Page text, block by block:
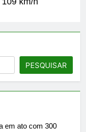
PESQUISAR
em ato com 300